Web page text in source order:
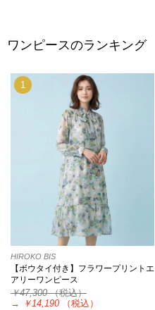
ワンピースのランキング
1
HIROKO BIS
【ボウタイ付き】フラワープリントエ
アリーワンピース
￥47,300（税込）
→
￥14,190 （税込）